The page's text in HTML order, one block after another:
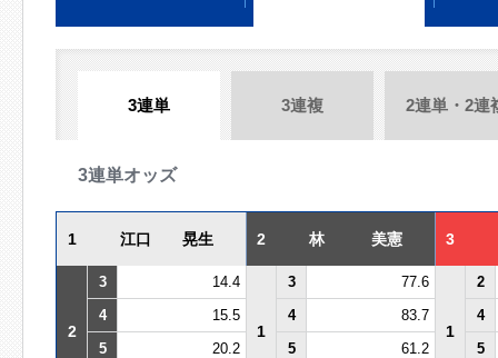
3連単 3連複 2連単・2連
3連単オッズ
1 江口 晃生 2 林 美憲 3
2
3 14.4
1
3 77.6
1
2
4
15.5 4 83.7
4
5
20.2 5 61.2
5